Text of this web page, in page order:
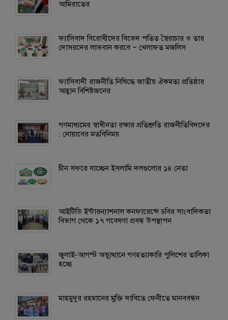
আমিরাতের
ফ্যাসিবাদ বিরোধীদের বিভেদ পতিত স্বৈরাচার ও তার
দোসরদের লাভবান করবে – খেলাফত মজলিস
ফ্যাসিবাদী রাজনীতি নিষিদ্ধে জাতীয় ঐকমত্য প্রতিষ্ঠার
আহ্বান বিশিষ্টজনের
গণমাধ্যমের স্বাধীনতা রক্ষার প্রতিশ্রুতি রাজনীতিবিদদের
: নোয়াবের মতবিনিময়
চীন সফরে যাচ্ছেন ইসলামি দলগুলোর ১৪ নেতা
আইটিডি ইন্টারন্যাশনাল কনফারেন্সে চবির সাংবাদিকতা
বিভাগ থেকে ১৭ গবেষণা প্রবন্ধ উপস্থাপন
জুলাই-আগস্ট অভ্যুত্থানে গণহত্যাকারি পুলিশের তালিকা
হচ্ছে
মাহমুদুর রহমানের মুক্তি দাবিতে ফেনীতে মানববন্ধন